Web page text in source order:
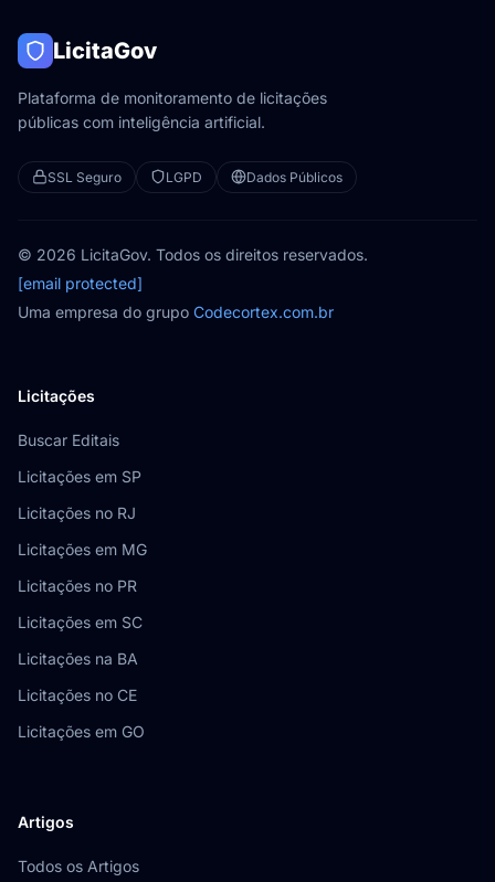
LicitaGov
Plataforma de monitoramento de licitações
públicas com inteligência artificial.
SSL Seguro LGPD Dados Públicos
© 2026 LicitaGov. Todos os direitos reservados.
[email protected]
Uma empresa do grupo Codecortex.com.br
Licitações
Buscar Editais
Licitações em SP
Licitações no RJ
Licitações em MG
Licitações no PR
Licitações em SC
Licitações na BA
Licitações no CE
Licitações em GO
Artigos
Todos os Artigos